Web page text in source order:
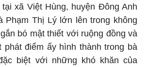
xã Việt Hùng, huyện Đông Anh
Phạm Thị Lý lớn lên trong không
bó mật thiết với ruộng đồng và
phát điểm ấy hình thành trong bà
biệt với những khó khăn của